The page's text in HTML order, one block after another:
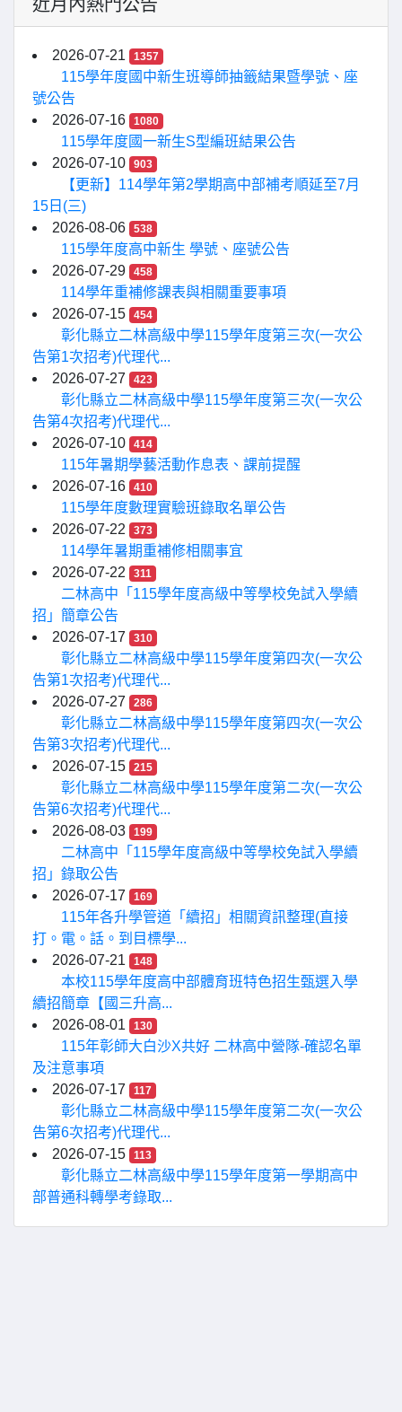
近月內熱門公告
2026-07-21 1357
115學年度國中新生班導師抽籤結果暨學號、座
號公告
2026-07-16
1080
115學年度國一新生S型編班結果公告
2026-07-10
903
【更新】114學年第2學期高中部補考順延至7月
15日(三)
2026-08-06
538
115學年度高中新生 學號、座號公告
2026-07-29
458
114學年重補修課表與相關重要事項
2026-07-15
454
彰化縣立二林高級中學115學年度第三次(一次公
告第1次招考)代理代...
2026-07-27
423
彰化縣立二林高級中學115學年度第三次(一次公
告第4次招考)代理代...
2026-07-10
414
115年暑期學藝活動作息表、課前提醒
2026-07-16
410
115學年度數理實驗班錄取名單公告
2026-07-22
373
114學年暑期重補修相關事宜
2026-07-22
311
二林高中「115學年度高級中等學校免試入學續
招」簡章公告
2026-07-17
310
彰化縣立二林高級中學115學年度第四次(一次公
告第1次招考)代理代...
2026-07-27
286
彰化縣立二林高級中學115學年度第四次(一次公
告第3次招考)代理代...
2026-07-15
215
彰化縣立二林高級中學115學年度第二次(一次公
告第6次招考)代理代...
2026-08-03
199
二林高中「115學年度高級中等學校免試入學續
招」錄取公告
2026-07-17
169
115年各升學管道「續招」相關資訊整理(直接
打。電。話。到目標學...
2026-07-21
148
本校115學年度高中部體育班特色招生甄選入學
續招簡章【國三升高...
2026-08-01
130
115年彰師大白沙X共好 二林高中營隊-確認名單
及注意事項
2026-07-17
117
彰化縣立二林高級中學115學年度第二次(一次公
告第6次招考)代理代...
2026-07-15
113
彰化縣立二林高級中學115學年度第一學期高中
部普通科轉學考錄取...